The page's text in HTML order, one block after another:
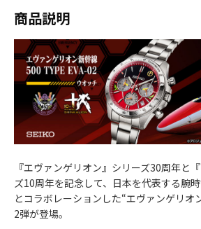
商品説明
『エヴァンゲリオン』シリーズ30周年と
ズ10周年を記念して、日本を代表する腕
とコラボレーションした“エヴァンゲリオ
2弾が登場。